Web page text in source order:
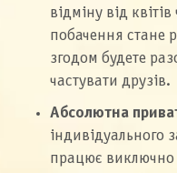
відміну від
побачення стане
згодом будете
частувати друзів.
Абсолютна
індивідуального
працює